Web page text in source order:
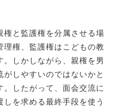
と監護権を分属させる場
権、監護権はこどもの教
しかしながら、親権を男
しやすいのではないかと
したがって、面会交流に
を求める最終手段を使う